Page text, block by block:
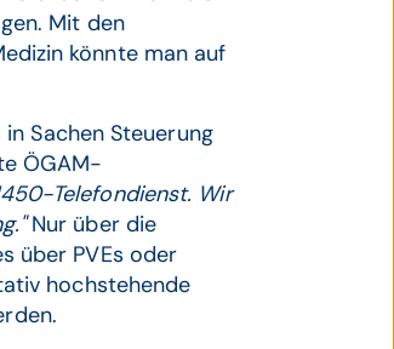
Mit den
könnte man auf
Sachen Steuerung
ÖGAM-
Telefondienst. Wir
Nur über die
über PVEs oder
hochstehende